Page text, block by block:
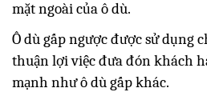
mặt ngoài của ô dù.
Ô dù gấp ngược được sử dụng
thuận lợi việc đưa đón khách
mạnh như ô dù gấp khác.